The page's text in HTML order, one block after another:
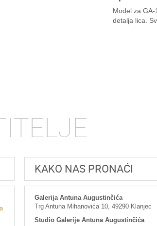
Model za
detalja lica.
KAKO NAS PRONAĆI
Galerija Antuna Augustinčića
Trg Antuna Mihanovića 10, 49290 Klanjec
Studio Galerije Antuna Augustinčića